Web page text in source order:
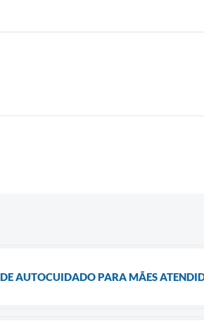
AUTOCUIDADO PARA MÃES